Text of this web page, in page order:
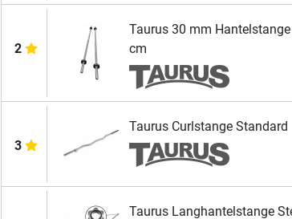
2
Taurus 30 mm
cm
3
Taurus Curlstange Standard
Taurus Langhantelstange